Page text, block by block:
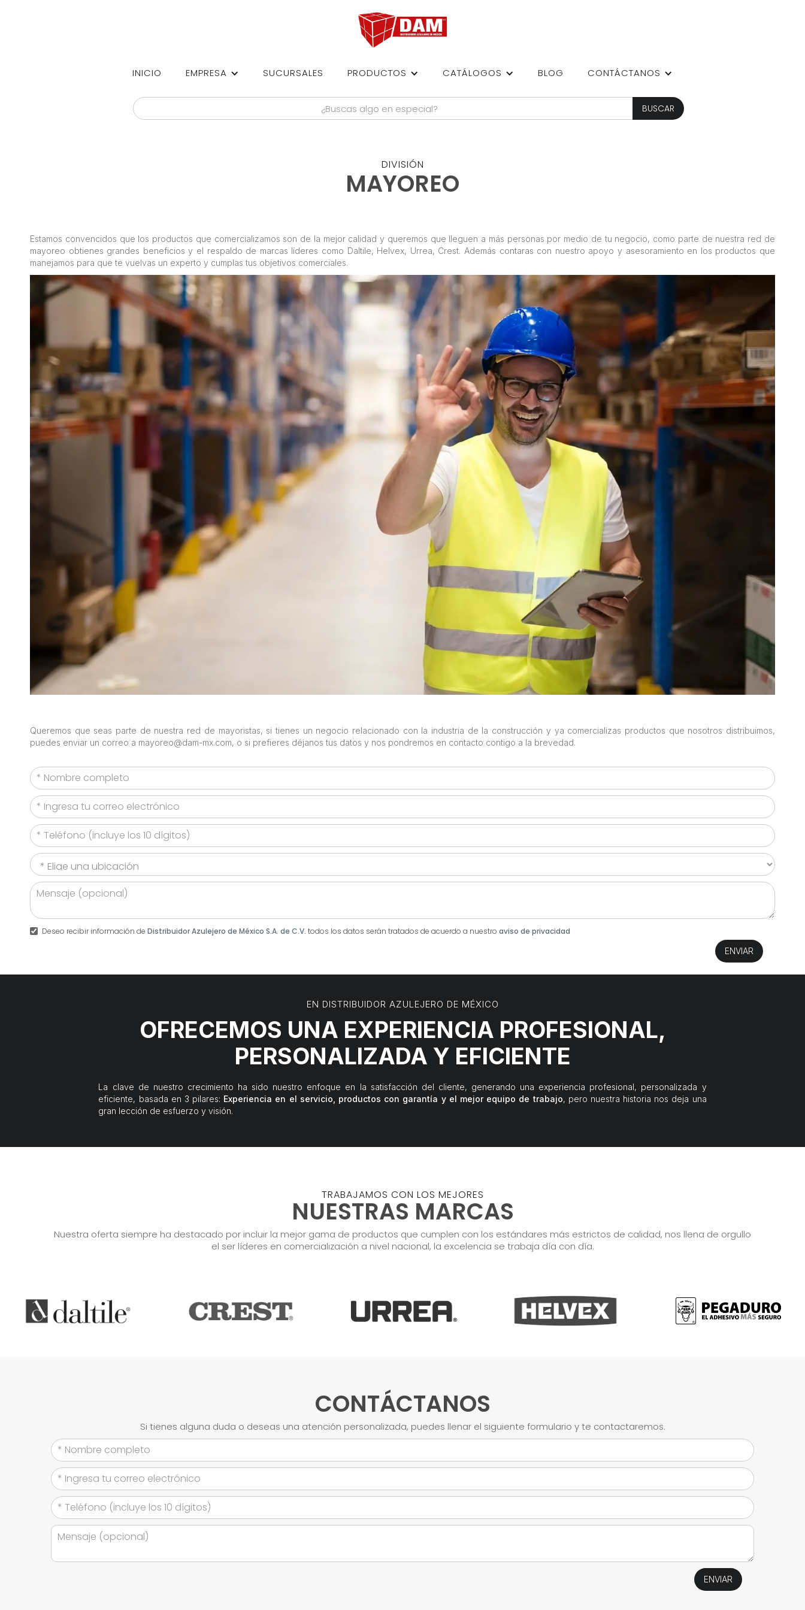
INICIO EMPRESA SUCURSALES PRODUCTOS CATÁLOGOS BLOG CONTÁCTANOS
DIVISIÓN
MAYOREO
Estamos convencidos que los productos que comercializamos son de la mejor calidad y queremos que lleguen a más personas por medio de tu negocio, como parte de nuestra red de
mayoreo obtienes grandes beneficios y el respaldo de marcas líderes como Daltile, Helvex, Urrea, Crest. Además contaras con nuestro apoyo y asesoramiento en los productos que
manejamos para que te vuelvas un experto y cumplas tus objetivos comerciales.
Queremos que seas parte de nuestra red de mayoristas, si tienes un negocio relacionado con la industria de la construcción y ya comercializas productos que nosotros distribuimos,
puedes enviar un correo a mayoreo@dam-mx.com, o si prefieres déjanos tus datos y nos pondremos en contacto contigo a la brevedad.
Deseo recibir información de Distribuidor Azulejero de México S.A. de C.V. todos los datos serán tratados de acuerdo a nuestro aviso de privacidad
ENVIAR
EN DISTRIBUIDOR AZULEJERO DE MÉXICO
OFRECEMOS UNA EXPERIENCIA PROFESIONAL,
PERSONALIZADA Y EFICIENTE
La clave de nuestro crecimiento ha sido nuestro enfoque en la satisfacción del cliente, generando una experiencia profesional, personalizada y
eficiente, basada en 3 pilares: Experiencia en el servicio, productos con garantía y el mejor equipo de trabajo, pero nuestra historia nos deja una
gran lección de esfuerzo y visión.
TRABAJAMOS CON LOS MEJORES
NUESTRAS MARCAS
Nuestra oferta siempre ha destacado por incluir la mejor gama de productos que cumplen con los estándares más estrictos de calidad, nos llena de orgullo
el ser líderes en comercialización a nivel nacional, la excelencia se trabaja día con día.
CONTÁCTANOS
Si tienes alguna duda o deseas una atención personalizada, puedes llenar el siguiente formulario y te contactaremos.